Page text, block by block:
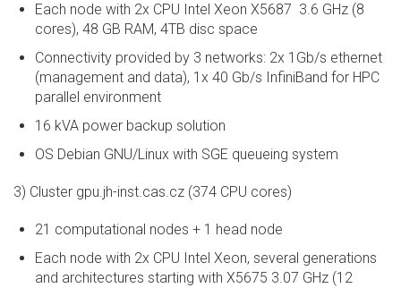
Each node with 2x CPU Intel Xeon X5687 3.6 GHz (8
cores), 48 GB RAM, 4TB disc space
Connectivity provided by 3 networks: 2x 1Gb/s ethernet
(management and data), 1x 40 Gb/s InfiniBand for HPC
parallel environment
16 kVA power backup solution
OS Debian GNU/Linux with SGE queueing system
3) Cluster gpu.jh-inst.cas.cz (374 CPU cores)
21 computational nodes + 1 head node
Each node with 2x CPU Intel Xeon, several generations
and architectures starting with X5675 3.07 GHz (12